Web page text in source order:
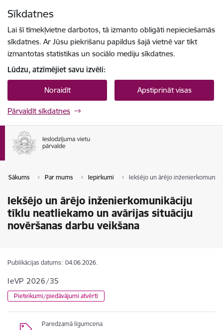
Sīkdatnes
Lai šī tīmekļvietne darbotos, tā izmanto obligāti nepieciešamās
sīkdatnes. Ar Jūsu piekrišanu papildus šajā vietnē var tikt
izmantotas statistikas un sociālo mediju sīkdatnes.
Lūdzu, atzīmējiet savu izvēli:
Noraidīt Apstiprināt visas
Pārvaldīt sīkdatnes
Sākums Par mums Iepirkumi Iekšējo un ārējo
Iekšējo un ārējo inženierkomunikāciju
tīklu neatliekamo un avārijas situāciju
novēršanas darbu veikšana
Publikācijas datums: 04.06.2026.
IeVP 2026/35
Pieteikumi/piedāvājumi atvērti
Paredzamā līgumcena